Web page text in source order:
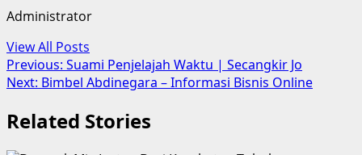
Administrator
View All Posts
Post
navigation
Previous: Suami Penjelajah Waktu | Secangkir Jo
Next: Bimbel Abdinegara – Informasi Bisnis Online
Related Stories